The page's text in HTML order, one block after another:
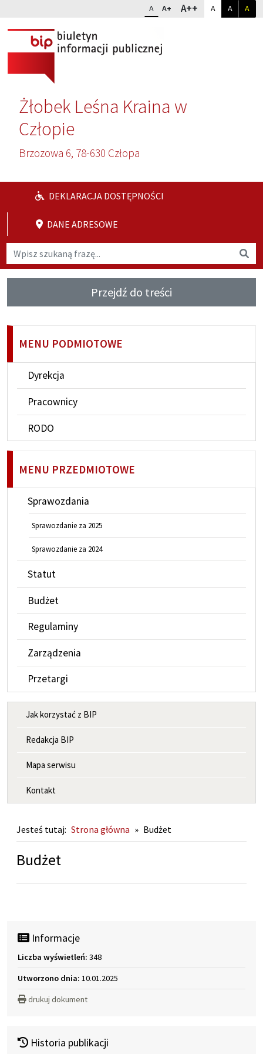
Zmień rozmiar czcionki
A rozmiar standardowy
A+ rozmiar powiększony
A++rozmiar
Dopasuj
A kontrast
A A
Żłobek Leśna Kraina w
Człopie
Brzozowa 6, 78-630 Człopa
DEKLARACJA DOSTĘPNOŚCI
DANE ADRESOWE
Wyszukaj na stronie
Przejdź do treści
MENU PODMIOTOWE
Dyrekcja
Pracownicy
RODO
MENU PRZEDMIOTOWE
Sprawozdania
Sprawozdanie za 2025
Sprawozdanie za 2024
Statut
Budżet
Regulaminy
Zarządzenia
Przetargi
MENU INFORMACYJNE
Jak korzystać z BIP
Redakcja BIP
Mapa serwisu
Kontakt
Jesteś tutaj: Strona główna » Budżet
Budżet
Informacje
Liczba wyświetleń: 348
Utworzono dnia: 10.01.2025
drukuj dokument
Historia publikacji